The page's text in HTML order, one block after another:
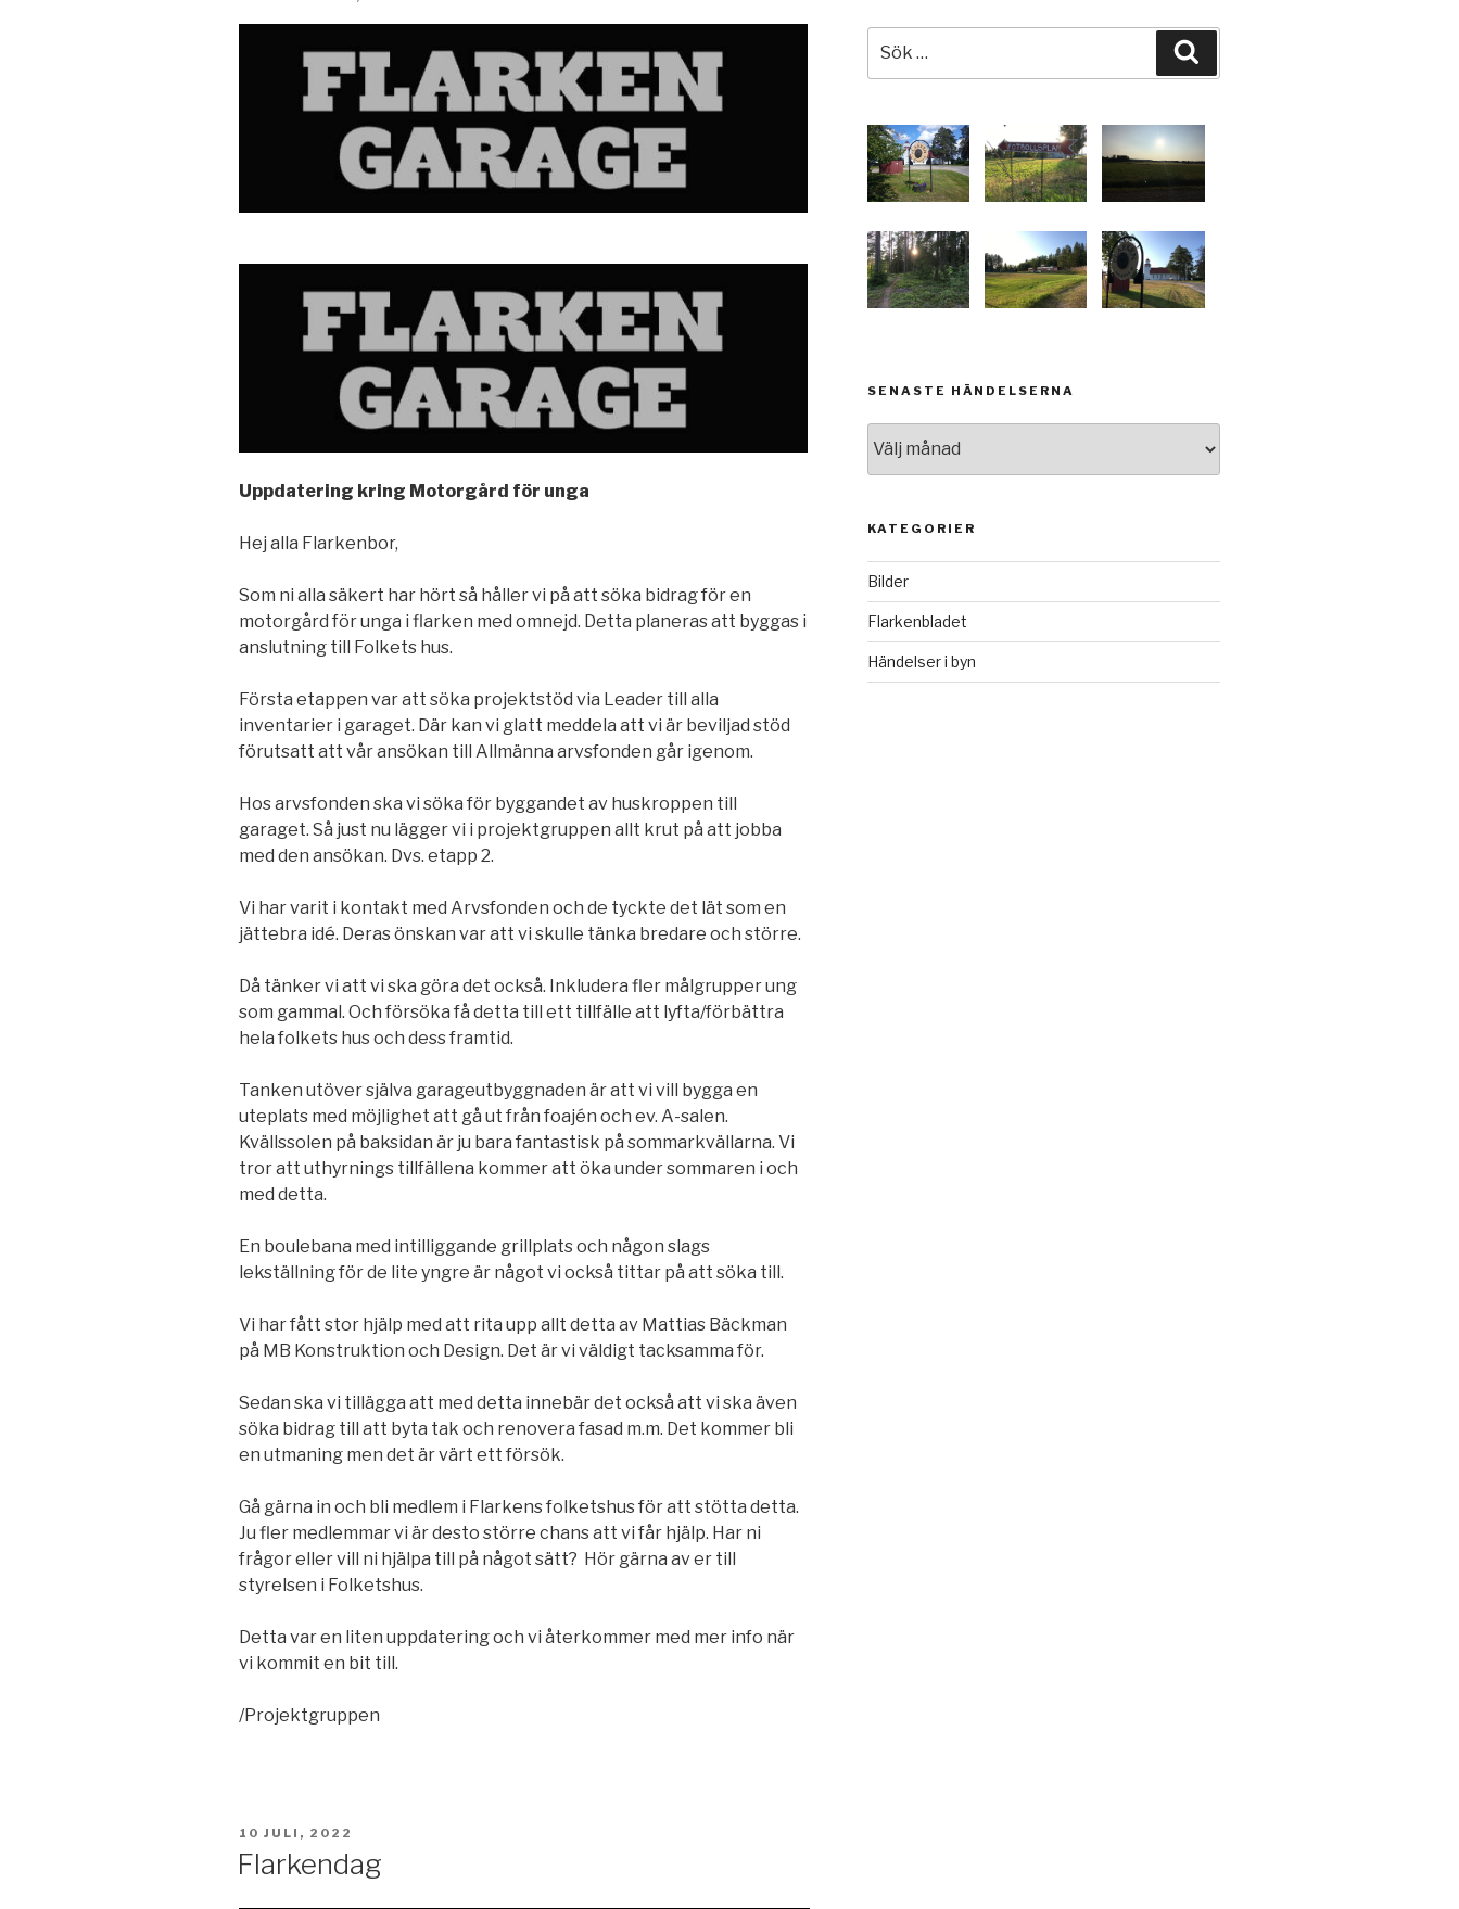
Uppdatering kring Motorgård för unga
Hej alla Flarkenbor,
Som ni alla säkert har hört så håller vi på att söka bidrag för en
motorgård för unga i flarken med omnejd. Detta planeras att byggas i
anslutning till Folkets hus.
Första etappen var att söka projektstöd via Leader till alla
inventarier i garaget. Där kan vi glatt meddela att vi är beviljad stöd
förutsatt att vår ansökan till Allmänna arvsfonden går igenom.
Hos arvsfonden ska vi söka för byggandet av huskroppen till
garaget. Så just nu lägger vi i projektgruppen allt krut på att jobba
med den ansökan. Dvs. etapp 2.
Vi har varit i kontakt med Arvsfonden och de tyckte det lät som en
jättebra idé. Deras önskan var att vi skulle tänka bredare och större.
Då tänker vi att vi ska göra det också. Inkludera fler målgrupper ung
som gammal. Och försöka få detta till ett tillfälle att lyfta/förbättra
hela folkets hus och dess framtid.
Tanken utöver själva garageutbyggnaden är att vi vill bygga en
uteplats med möjlighet att gå ut från foajén och ev. A-salen.
Kvällssolen på baksidan är ju bara fantastisk på sommarkvällarna. Vi
tror att uthyrnings tillfällena kommer att öka under sommaren i och
med detta.
En boulebana med intilliggande grillplats och någon slags
lekställning för de lite yngre är något vi också tittar på att söka till.
Vi har fått stor hjälp med att rita upp allt detta av Mattias Bäckman
på MB Konstruktion och Design. Det är vi väldigt tacksamma för.
Sedan ska vi tillägga att med detta innebär det också att vi ska även
söka bidrag till att byta tak och renovera fasad m.m. Det kommer bli
en utmaning men det är värt ett försök.
Gå gärna in och bli medlem i Flarkens folketshus för att stötta detta.
Ju fler medlemmar vi är desto större chans att vi får hjälp. Har ni
frågor eller vill ni hjälpa till på något sätt? Hör gärna av er till
styrelsen i Folketshus.
Detta var en liten uppdatering och vi återkommer med mer info när
vi kommit en bit till.
/Projektgruppen
PUBLICERAT
10 JULI, 2022
Flarkendag
efter:
SENASTE HÄNDELSERNA
händelserna
KATEGORIER
Bilder
Flarkenbladet
Händelser i byn